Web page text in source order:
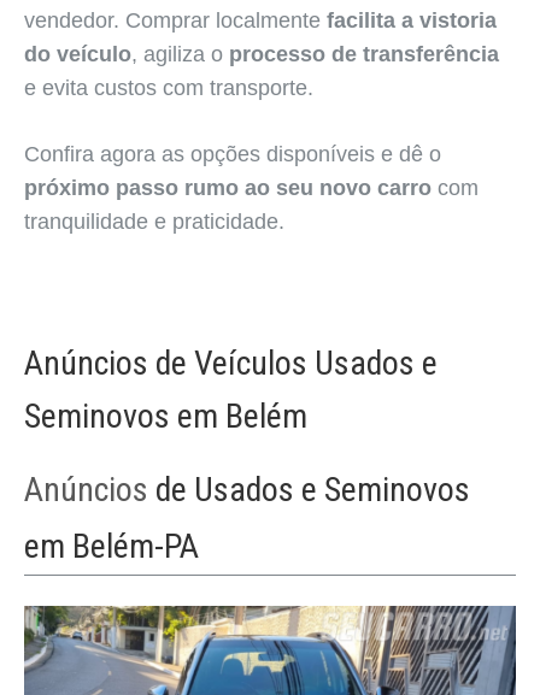
vendedor. Comprar localmente facilita a vistoria
do veículo, agiliza o processo de transferência
e evita custos com transporte.
Confira agora as opções disponíveis e dê o
próximo passo rumo ao seu novo carro com
tranquilidade e praticidade.
Anúncios de Veículos Usados e
Seminovos em Belém
Anúncios de Usados e Seminovos
em Belém-PA